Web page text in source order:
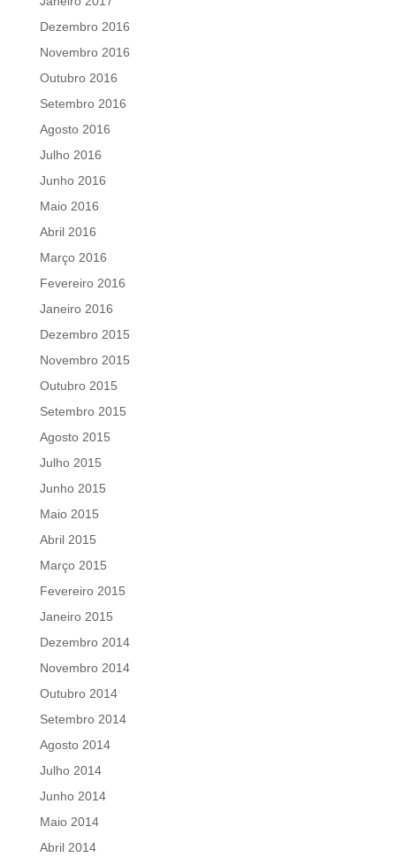
Dezembro 2016
Novembro 2016
Outubro 2016
Setembro 2016
Agosto 2016
Julho 2016
Junho 2016
Maio 2016
Abril 2016
Março 2016
Fevereiro 2016
Janeiro 2016
Dezembro 2015
Novembro 2015
Outubro 2015
Setembro 2015
Agosto 2015
Julho 2015
Junho 2015
Maio 2015
Abril 2015
Março 2015
Fevereiro 2015
Janeiro 2015
Dezembro 2014
Novembro 2014
Outubro 2014
Setembro 2014
Agosto 2014
Julho 2014
Junho 2014
Maio 2014
Abril 2014